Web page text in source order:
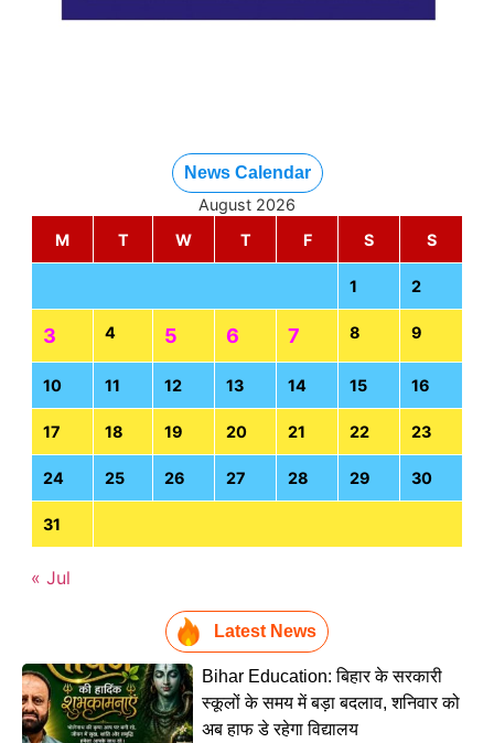
News Calendar
August 2026
M
T W T F S S
1 2
3 4 5 6 7 8 9
10 11 12 13 14 15 16
17 18 19 20 21 22 23
24 25 26 27 28 29 30
31
« Jul
Latest News
Bihar Education: बिहार के सरकारी
स्कूलों के समय में बड़ा बदलाव, शनिवार को
अब हाफ डे रहेगा विद्यालय